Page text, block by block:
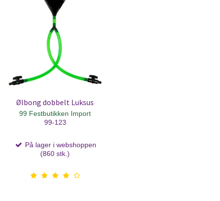
Ølbong dobbelt Luksus
99 Festbutikken Import
99-123
På lager i webshoppen
(860 stk.)